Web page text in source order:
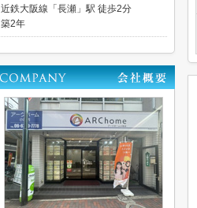
近鉄大阪線「長瀬」駅 徒歩2分
築2年